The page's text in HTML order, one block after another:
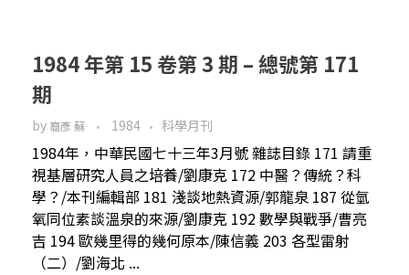
1984 年第 15 卷第 3 期 – 總號第 171
期
by 裔彥 蘇 1984 科學月刊
1984年，中華民國七十三年3月號 雜誌目錄 171 請重
視基層研究人員之培養/劉康克 172 中醫？傳統？科
學？/本刊編輯部 181 淺談地熱資源/郭龍泉 187 從氫
氧同位素談溫泉的來源/劉康克 192 數學與戰爭/曹亮
吉 194 歐幾里得的幾何原本/陳信義 203 各型雷射
（二）/劉海北 ...